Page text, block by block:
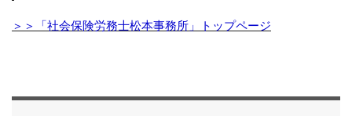
＞＞「社会保険労務士松本事務所」トップページ